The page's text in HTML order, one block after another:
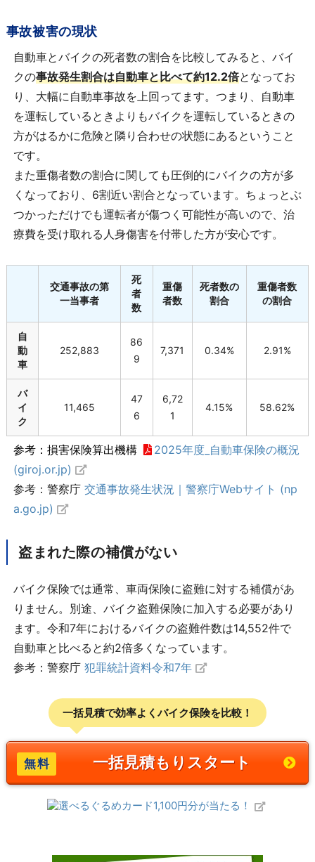
事故被害の現状
自動車とバイクの死者数の割合を比較してみると、バイ
クの事故発生割合は自動車と比べて約12.2倍となってお
り、大幅に自動車事故を上回ってます。つまり、自動車
を運転しているときよりもバイクを運転しているときの
方がはるかに危険と隣り合わせの状態にあるということ
です。
また重傷者数の割合に関しても圧倒的にバイクの方が多
くなっており、6割近い割合となっています。ちょっとぶ
つかっただけでも運転者が傷つく可能性が高いので、治
療費を受け取れる人身傷害を付帯した方が安心です。
交通事故の第
一当事者
死
者
数
重傷
者数
死者数の
割合
重傷者数
の割合
自
動
車
252,883
86
9
7,371 0.34% 2.91%
バ
イ
ク
11,465
47
6
6,72
1
4.15% 58.62%
参考：損害保険算出機構
2025年度_自動車保険の概況
(giroj.or.jp)
参考：警察庁 交通事故発生状況｜警察庁Webサイト (np
a.go.jp)
盗まれた際の補償がない
バイク保険では通常、車両保険に盗難に対する補償があ
りません。別途、バイク盗難保険に加入する必要があり
ます。 令和7年におけるバイクの盗難件数は14,552件で
自動車と比べると約2倍多くなっています。
参考：警察庁 犯罪統計資料令和7年
一括見積で効率よくバイク保険を比較！
一括見積もりスタート